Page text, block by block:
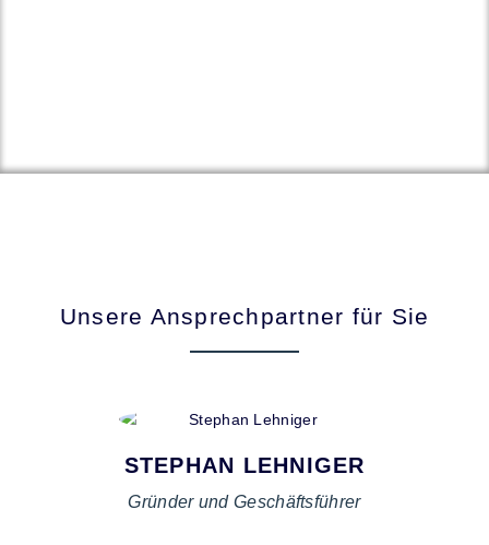
Unsere Ansprechpartner für Sie
STEPHAN LEHNIGER
Gründer und Geschäftsführer